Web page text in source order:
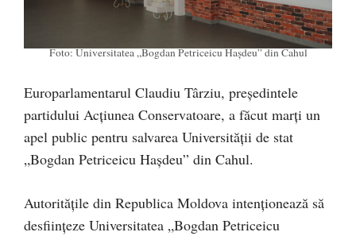
Foto: Universitatea „Bogdan Petriceicu Hașdeu” din Cahul
Europarlamentarul Claudiu Târziu, președintele
partidului Acțiunea Conservatoare, a făcut marți un
apel public pentru salvarea Universității de stat
„Bogdan Petriceicu Hașdeu” din Cahul.
Autoritățile din Republica Moldova intenționează să
desființeze Universitatea „Bogdan Petriceicu